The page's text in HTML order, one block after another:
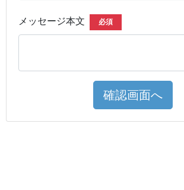
メッセージ本文 必須
確認画面へ